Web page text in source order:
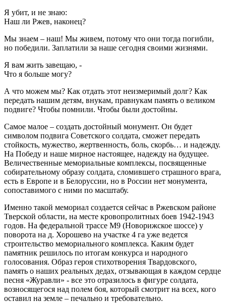
Я убит, и не знаю:
Наш ли Ржев, наконец?
Мы знаем – наш! Мы живем, потому что они тогда погибли,
но победили. Заплатили за наше сегодня своими жизнями.
Я вам жить завещаю, -
Что я больше могу?
А что можем мы? Как отдать этот неизмеримый долг? Как
передать нашим детям, внукам, правнукам память о великом
подвиге? Чтобы помнили. Чтобы были достойны.
Самое малое – создать достойный монумент. Он будет
символом подвига Советского солдата, сможет передать
стойкость, мужество, жертвенность, боль, скорбь… и надежду.
На Победу и наше мирное настоящее, надежду на будущее.
Величественные мемориальные комплексы, посвященные
собирательному образу солдата, сломившего страшного врага,
есть в Европе и в Белоруссии, но в России нет монумента,
сопоставимого с ними по масштабу.
Именно такой мемориал создается сейчас в Ржевском районе
Тверской области, на месте кровопролитных боев 1942-1943
годов. На федеральной трассе М9 (Новорижское шоссе) у
поворота на д. Хорошево на участке 4 га уже ведется
строительство мемориального комплекса. Каким будет
памятник решилось по итогам конкурса и народного
голосования. Образ героя стихотворения Твардовского,
память о наших реальных дедах, отзывающая в каждом сердце
песня «Журавли» - все это отразилось в фигуре солдата,
возносящегося над полем боя, который смотрит на всех, кого
оставил на земле – печально и требовательно.